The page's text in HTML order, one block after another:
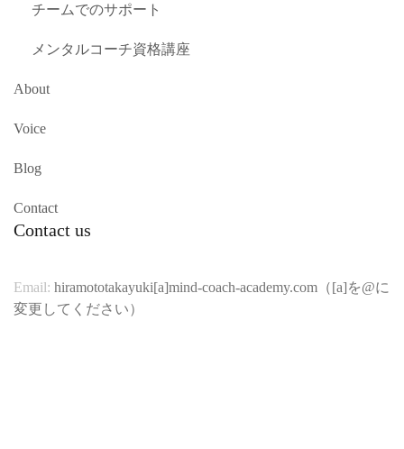
チームでのサポート
メンタルコーチ資格講座
About
Voice
Blog
Contact
Contact us
Email: hiramototakayuki[a]mind-coach-academy.com（[a]を@に
変更してください）